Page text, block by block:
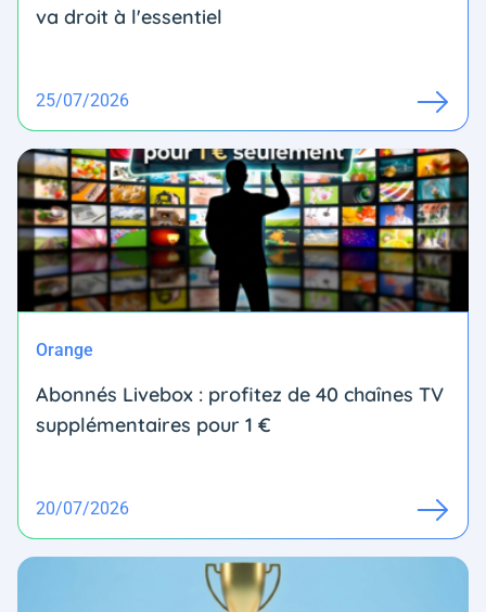
va droit à l'essentiel
25/07/2026
Orange
Abonnés Livebox : profitez de 40 chaînes TV
supplémentaires pour 1 €
20/07/2026